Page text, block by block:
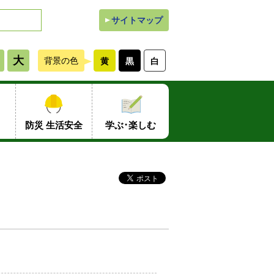
サイトマップ
白
黒
黄
背景の色
大
防災 生活安全 学ぶ･楽しむ